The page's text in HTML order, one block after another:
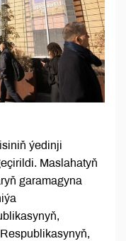
ýedinji
Maslahatyň
garamagyna